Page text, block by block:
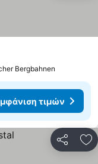
Bergbahnen
τιμών